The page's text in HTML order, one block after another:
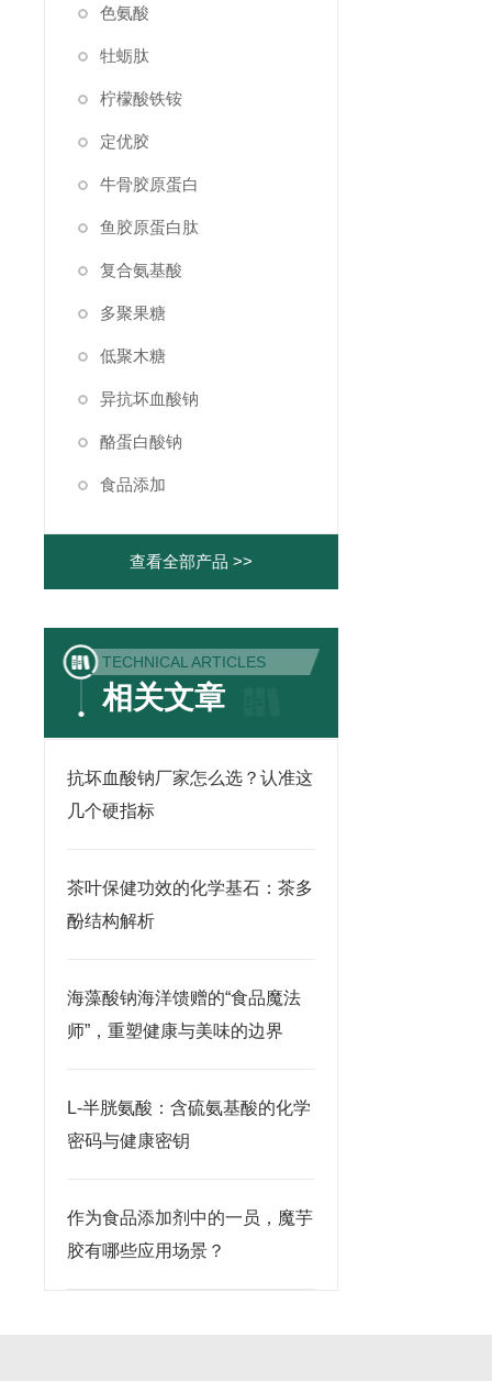
色氨酸
牡蛎肽
柠檬酸铁铵
定优胶
牛骨胶原蛋白
鱼胶原蛋白肽
复合氨基酸
多聚果糖
低聚木糖
异抗坏血酸钠
酪蛋白酸钠
食品添加
查看全部产品 >>
TECHNICAL ARTICLES
相关文章
抗坏血酸钠厂家怎么选？认准这
几个硬指标
茶叶保健功效的化学基石：茶多
酚结构解析
海藻酸钠海洋馈赠的“食品魔法
师”，重塑健康与美味的边界
L-半胱氨酸：含硫氨基酸的化学
密码与健康密钥
作为食品添加剂中的一员，魔芋
胶有哪些应用场景？